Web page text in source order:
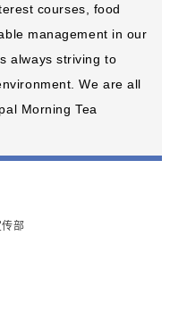
courses, food
management in our
always striving to
We are all
Morning Tea
部